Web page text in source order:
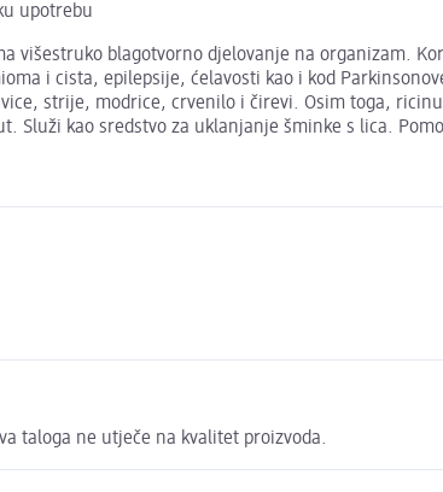
upotrebu
višestruko blagotvorno djelovanje na organizam.
i cista, epilepsije, ćelavosti kao i kod
strije, modrice, crvenilo i čirevi. Osim toga,
Služi kao sredstvo za uklanjanje šminke s lica.
taloga ne utječe na kvalitet proizvoda.